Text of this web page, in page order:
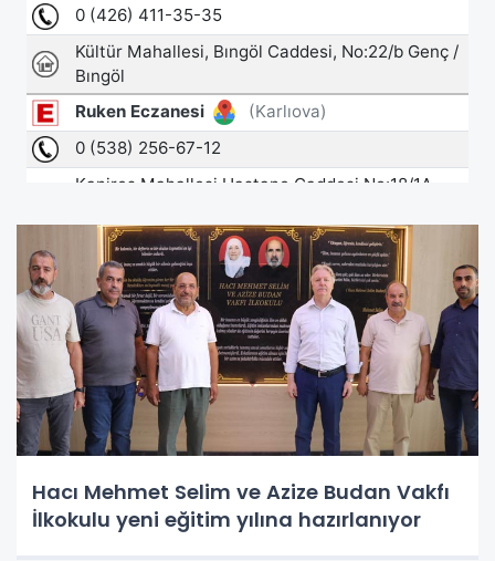
Hacı Mehmet Selim ve Azize Budan Vakfı
İlkokulu yeni eğitim yılına hazırlanıyor